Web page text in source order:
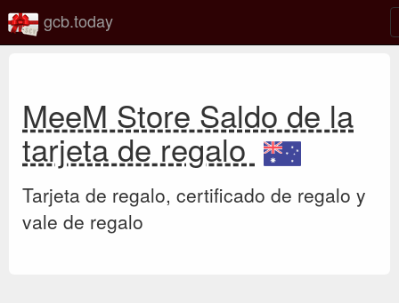
gcb.today
MeeM Store Saldo de la
tarjeta de regalo
Tarjeta de regalo, certificado de regalo y
vale de regalo